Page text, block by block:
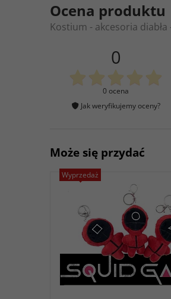
Ocena produktu
Kostium - akcesoria diabła
0
0 ocena
Jak weryfikujemy oceny?
Może się przydać
Wyprzedaż